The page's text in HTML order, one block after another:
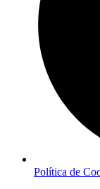
Política de